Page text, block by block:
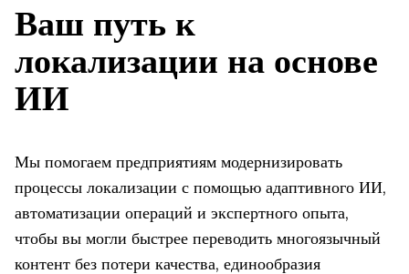
Ваш путь к
локализации на основе
ИИ
Мы помогаем предприятиям модернизировать
процессы локализации с помощью адаптивного ИИ,
автоматизации операций и экспертного опыта,
чтобы вы могли быстрее переводить многоязычный
контент без потери качества, единообразия